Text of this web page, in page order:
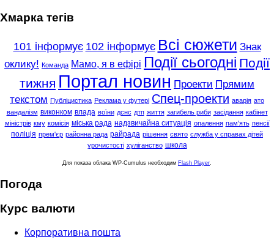
Хмарка тегів
101 інформує 102 інформує Всі сюжети Знак
оклику! Команда Мамо, я в ефірі Події сьогодні Події
тижня Портал новин Проекти Прямим
текстом Публіцистика Реклама у футері Спец-проекти аварія ато
вандалізм виконком влада воїни дснс дтп життя загибель риби засідання кабінет
міністрів кму комісія міська рада надзвичайна ситуація опалення пам'ять пенсії
поліція прем'єр районна рада райрада рішення свято служба у справах дітей
урочистості хуліганство школа
Для показа облака WP-Cumulus необходим Flash Player
Погода
Курс валюти
Корпоративна пошта